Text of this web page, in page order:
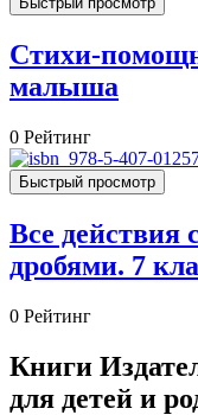
Стихи-
малыша
0 Рейтинг
Быстрый просмотр
Все действия
дробями. 7
0 Рейтинг
Книги
для детей и